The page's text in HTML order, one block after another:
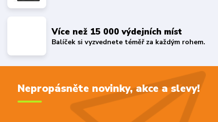
Více než 15 000 výdejních míst
Balíček si vyzvednete téměř za každým rohem.
Nepropásněte novinky, akce a slevy!